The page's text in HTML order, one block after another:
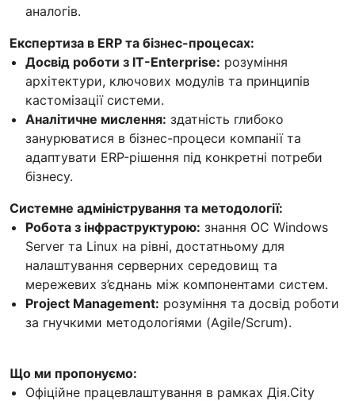
аналогів.
Експертиза в ERP та бізнес-процесах:
Досвід роботи з IT-Enterprise: розуміння
архітектури, ключових модулів та принципів
кастомізації системи.
Аналітичне мислення: здатність глибоко
занурюватися в бізнес-процеси компанії та
адаптувати ERP-рішення під конкретні потреби
бізнесу.
Системне адміністрування та методології:
Робота з інфраструктурою: знання ОС Windows
Server та Linux на рівні, достатньому для
налаштування серверних середовищ та
мережевих з’єднань між компонентами систем.
Project Management: розуміння та досвід роботи
за гнучкими методологіями (Agile/Scrum).
Що ми пропонуємо:
Офіційне працевлаштування в рамках Дія.City